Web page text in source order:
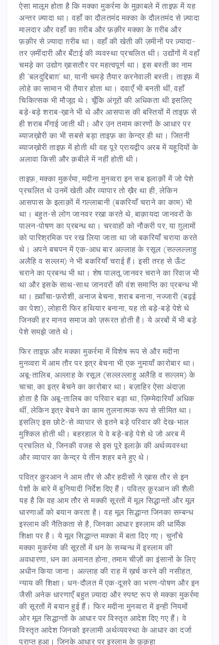
ऐसा मालूम होता है कि मक्का मुकर्रमा के मुक़ाबले में ताइफ़ में यह
अन्तर ज़्यादा था। वहाँ का दौलतमंद मक्का के दौलतमंद से ज़्यादा
मालदार और वहाँ का ग़रीब और फ़क़ीर मक्का के ग़रीब और
फ़क़ीर से ज़्यादा ग़रीब था। वहाँ की खेती की ज़मीनों पर ज़्यादा-
तर ज़मींदारी और बँटाई की व्यवस्था प्रचलित थी। उद्योंगों में वहाँ
चमड़े का उद्योग ख़ासतौर पर महत्वपूर्ण था। इस बस्ती का नाम
ही ‘बलदुद्दिबाग़’ था, यानी चमड़े तैयार करनेवाली बस्ती। ताइफ़ में
लोहे का सामान भी तैयार होता था। दवाएँ भी बनती थीं, वहाँ
चिकित्सक भी मौजूद थे। चूँकि अंगूरों की अधिकता थी इसलिए
बड़े-बड़े शराब-ख़ाने भी थे और आसपास की बस्तियों में ताइफ़ से
ही शराब मँगाई जाती थी। और उन तमाम कारणों के आधार पर
ब्याजख़ोरी का भी सबसे बड़ा ताइफ़ का केन्द्र ही था। जितनी
ब्याजख़ोरी ताइफ़ में होती थी वह पूरे प्रायद्वीप अरब में यहूदियों के
अलावा किसी और क़बीले में नहीं होती थी।
ताइफ़, मक्का मुकर्रमा, मदीना मुनव्वरा इन सब इलाक़ों में जो पेशे
प्रचलित थे उनमें खेती और व्यापार तो ख़ैर था ही, लेकिन
आसपास के इलाक़ों में गल्लाबानी (बकरियाँ चराने का काम) भी
था। बहुत-से लोग जानवर रखा करते थे, बाक़ायदा जानवरों के
पालन-पोषण का प्रबन्ध था। चरवाहों को नौकरी पर, या ग़ुलामों
को पारिश्रमिक पर रख लिया जाता था जो बकरियाँ चराया करते
थे। अपने बचपन में एक-आध बार अल्लाह के रसूल (सल्लल्लाहु
अलैहि व सल्लम) ने भी बकरियाँ चराई हैं। इसी तरह से ऊँट
चराने का प्रबन्ध भी था। शेष पालतू जानवर चराने का रिवाज भी
था और इसके साथ-साथ जानवरों की वंश समाप्ति का प्रबन्ध भी
था। ख़्वाँचा-फ़रोशी, अनाज बेचना, शराब बनाना, नज्जारी (बढ़ई
का पेशा), लोहारी फिर हथियार बनाना, यह तो बड़े-बड़े पेशे थे
जिनकी हर मानव समाज को ज़रूरत होती है। ये अरबों में भी बड़े
पेशे समझे जाते थे।
फिर ताइफ़ और मक्का मुकर्रमा में विशेष रूप से और मदीना
मुनव्वरा में आम तौर पर इत्र बेचना भी एक नुमायाँ कारोबार था।
अबू-तालिब, अल्लाह के रसूल (सल्लल्लाहु अलैहि व सल्लम) के
चाचा, का इत्र बेचने का कारोबार था। बज़ाहिर ऐसा अंदाज़ा
होता है कि अबू-तालिब का परिवार बड़ा था, ज़िम्मेदारियाँ अधिक
थीं, लेकिन इत्र बेचने का काम तुलनात्मक रूप से सीमित था।
इसलिए इस छोटे-से व्यापार से इतने बड़े परिवार की देख-भाल
मुश्किल होती थी। बहरहाल ये वे बड़े-बड़े पेशे थे जो अरब में
प्रचलित थे, जिनकी वजह से इस पूरे इलाक़े की अर्थव्यवस्था
और व्यापार का केन्द्र ये तीन शहर बने हुए थे।
पवित्र क़ुरआन ने आम तौर से और हदीसों ने ख़ास तौर से इन
पेशों के बारे में बुनियादी निर्देश दिए हैं। पवित्र क़ुरआन की शैली
यह है कि वह आम तौर से मक्की सूरतों में मूल सिद्धान्तों और मूल
धारणाओं को बयान करता है। वह मूल सिद्धान्त जिनका सम्बन्ध
इस्लाम की नैतिकता से है, जिनका आधार इस्लाम की धार्मिक
शिक्षा पर है। ये मूल सिद्धान्त मक्का में बता दिए गए। चुनाँचे
मक्का मुकर्रमा की सूरतों में धन के सम्बन्ध में इस्लाम की
अवधारणा, धन का अमानत होना, तमाम चीज़ों का इंसानों के लिए
अधीन किया जाना। अल्लाह की राह में ख़र्च करने की नसीहत,
न्याय की शिक्षा। धन-दौलत में एक-दूसरे का भरण-पोषण और इन
जैसी अनेक धारणाएँ बहुत ज़्यादा और स्पष्ट रूप से मक्का मुकर्रमा
की सूरतों में बयान हुई हैं। फिर मदीना मुनव्वरा में इन्ही नियमों
ओर मूल सिद्धान्तों के आधार पर विस्तृत आदेश दिए गए हैं। वे
विस्तृत आदेश जिनको इस्लामी अर्थव्यवस्था के आधार का दर्जा
प्राप्त हुआ। जिनके आधार पर इस्लाम के फ़ुक़हा